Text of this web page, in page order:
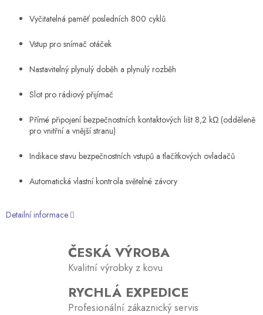
Vyčitatelná paměť posledních 800 cyklů
Vstup pro snímač otáček
Nastavitelný plynulý doběh a plynulý rozběh
Slot pro rádiový přijímač
Přímé připojení bezpečnostních kontaktových lišt 8,2 kΩ (odděleně
pro vnitřní a vnější stranu)
Indikace stavu bezpečnostních vstupů a tlačítkových ovladačů
Automatická vlastní kontrola světelné závory
Detailní informace
ČESKÁ VÝROBA
Kvalitní výrobky z kovu
RYCHLÁ EXPEDICE
Profesionální zákaznický servis